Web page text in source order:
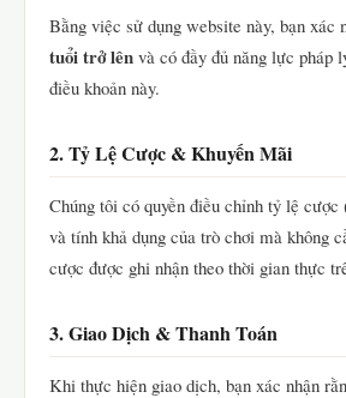
Bằng việc sử dụng website này, bạn xác
tuổi trở lên và có đầy đủ năng lực pháp
điều khoản này.
2. Tỷ Lệ Cược & Khuyến Mãi
Chúng tôi có quyền điều chỉnh tỷ lệ cược
và tính khả dụng của trò chơi mà không
cược được ghi nhận theo thời gian thực
3. Giao Dịch & Thanh Toán
Khi thực hiện giao dịch, bạn xác nhận